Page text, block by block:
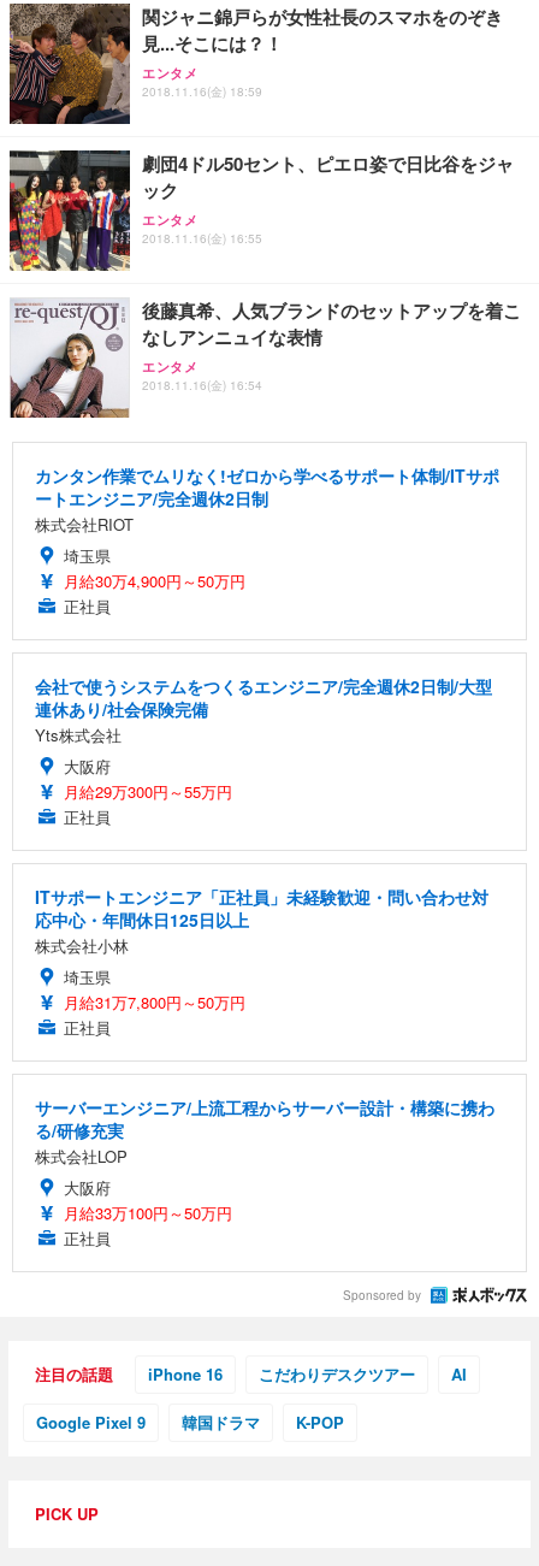
関ジャニ錦戸らが女性社長のスマホをのぞき
見...そこには？！
エンタメ
2018.11.16(金) 18:59
劇団4ドル50セント、ピエロ姿で日比谷をジャ
ック
エンタメ
2018.11.16(金) 16:55
後藤真希、人気ブランドのセットアップを着こ
なしアンニュイな表情
エンタメ
2018.11.16(金) 16:54
カンタン作業でムリなく!ゼロから学べるサポート体制/ITサポ
ートエンジニア/完全週休2日制
株式会社RIOT
埼玉県
月給30万4,900円～50万円
正社員
会社で使うシステムをつくるエンジニア/完全週休2日制/大型
連休あり/社会保険完備
Yts株式会社
大阪府
月給29万300円～55万円
正社員
ITサポートエンジニア「正社員」未経験歓迎・問い合わせ対
応中心・年間休日125日以上
株式会社小林
埼玉県
月給31万7,800円～50万円
正社員
サーバーエンジニア/上流工程からサーバー設計・構築に携わ
る/研修充実
株式会社LOP
大阪府
月給33万100円～50万円
正社員
Sponsored by
注目の話題 iPhone 16 こだわりデスクツアー AI
Google Pixel 9 韓国ドラマ K-POP
PICK UP